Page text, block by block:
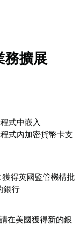
務擴展
式中嵌入
式內加密貨幣卡支
獲得英國監管機構批
銀行
在美國獲得新的銀